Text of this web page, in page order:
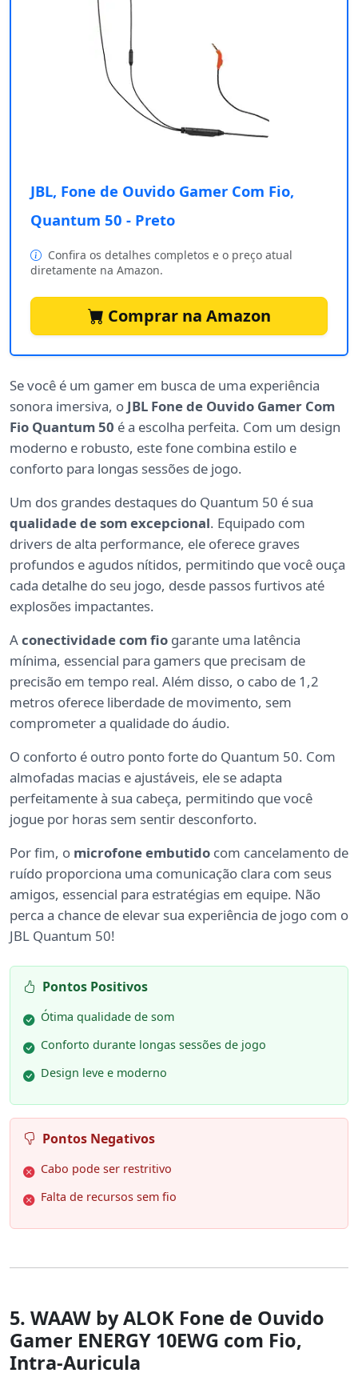
JBL, Fone de Ouvido Gamer Com Fio,
Quantum 50 - Preto
Confira os detalhes completos e o preço atual
diretamente na Amazon.
Comprar na Amazon
Se você é um gamer em busca de uma experiência
sonora imersiva, o JBL Fone de Ouvido Gamer Com
Fio Quantum 50 é a escolha perfeita. Com um design
moderno e robusto, este fone combina estilo e
conforto para longas sessões de jogo.
Um dos grandes destaques do Quantum 50 é sua
qualidade de som excepcional. Equipado com
drivers de alta performance, ele oferece graves
profundos e agudos nítidos, permitindo que você ouça
cada detalhe do seu jogo, desde passos furtivos até
explosões impactantes.
Aconectividade com fio garante uma latência
mínima, essencial para gamers que precisam de
precisão em tempo real. Além disso, o cabo de 1,2
metros oferece liberdade de movimento, sem
comprometer a qualidade do áudio.
O conforto é outro ponto forte do Quantum 50. Com
almofadas macias e ajustáveis, ele se adapta
perfeitamente à sua cabeça, permitindo que você
jogue por horas sem sentir desconforto.
Por fim, o microfone embutido com cancelamento de
ruído proporciona uma comunicação clara com seus
amigos, essencial para estratégias em equipe. Não
perca a chance de elevar sua experiência de jogo com o
JBL Quantum 50!
Pontos Positivos
Ótima qualidade de som
Conforto durante longas sessões de jogo
Design leve e moderno
Pontos Negativos
Cabo pode ser restritivo
Falta de recursos sem fio
5. WAAW by ALOK Fone de Ouvido
Gamer ENERGY 10EWG com Fio,
Intra-Auricula